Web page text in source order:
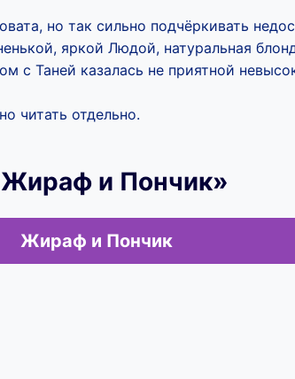
но так сильно подчёркивать
яркой Людой, натуральная
с Таней казалась не приятной
читать отдельно.
и Пончик»
Жираф и Пончик